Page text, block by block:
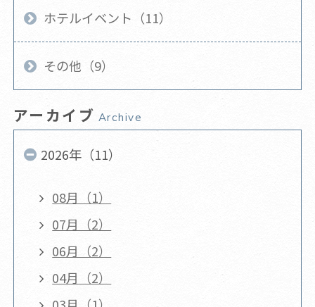
ホテルイベント（11）
その他（9）
アーカイブ Archive
2026年（11）
08月（1）
07月（2）
06月（2）
04月（2）